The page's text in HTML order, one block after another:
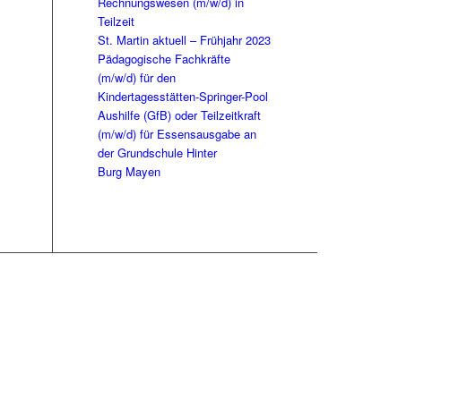
Teilzeit
St. Mar­tin aktu­ell – Früh­jahr 2023
Päd­ago­gi­sche Fach­kräf­te
(m/w/d) für den
Kindertagesstätten-Springer-Pool
Aus­hil­fe (GfB) oder Teil­zeit­kraft
(m/w/d) für Essens­aus­ga­be an
der Grund­schu­le Hin­ter
Burg Mayen